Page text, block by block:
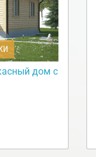
дом с